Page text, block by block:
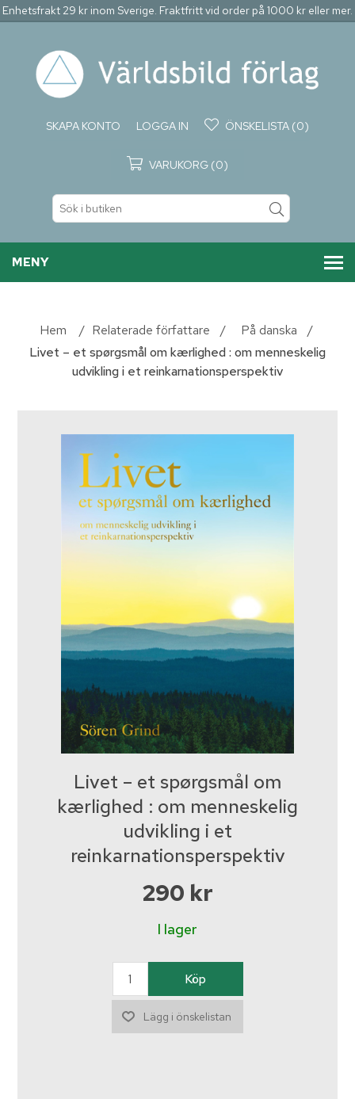
Enhetsfrakt 29 kr inom Sverige. Fraktfritt vid order på 1000 kr eller mer.
SKAPA KONTO LOGGA IN ÖNSKELISTA (0)
VARUKORG (0)
MENY
Hem / Relaterade författare / På danska
/
Livet – et spørgsmål om kærlighed : om menneskelig
udvikling i et reinkarnationsperspektiv
Livet – et spørgsmål om
kærlighed : om menneskelig
udvikling i et
reinkarnationsperspektiv
290 kr
I lager